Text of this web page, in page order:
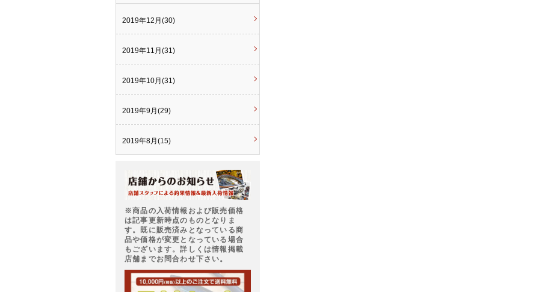
2019年12月(30)
2019年11月(31)
2019年10月(31)
2019年9月(29)
2019年8月(15)
※商品の入荷情報および販売価格
は記事更新時点のものとなりま
す。既に販売済みとなっている商
品や価格が変更となっている場合
もございます。詳しくは情報掲載
店舗までお問合わせ下さい。